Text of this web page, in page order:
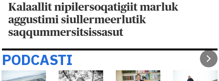
Kalaallit nipilersoqatigiit marluk
aggustimi siullermeerlutik
saqqummersitsissasut
PODCASTI